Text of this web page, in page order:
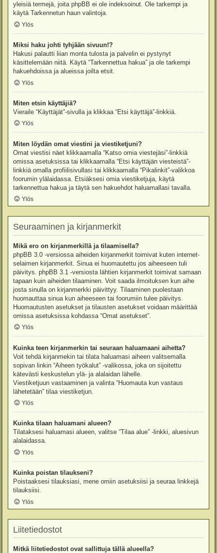
yleisiä termejä, joita phpBB ei ole indeksoinut. Ole tarkempi ja
käytä Tarkennetun haun valintoja.
Ylös
Miksi haku johti tyhjään sivuun!?
Hakusi palautti liian monta tulosta ja palvelin ei pystynyt
käsittelemään niitä. Käytä “Tarkennettua hakua” ja ole tarkempi
hakuehdoissa ja alueissa joilta etsit.
Ylös
Miten etsin käyttäjiä?
Vieraile “Käyttäjät”-sivulla ja klikkaa “Etsi käyttäjä”-linkkiä.
Ylös
Miten löydän omat viestini ja viestiketjuni?
Omat viestisi näet klikkaamalla “Katso omia viestejäsi”-linkkiä
omissa asetuksissa tai klikkaamalla “Etsi käyttäjän viesteistä”-
linkkiä omalla profiilisivullasi tai klikkaamalla “Pikalinkit”-valikkoa
foorumin ylälaidassa. Etsiäksesi omia viestiketjuja, käytä
tarkennettua hakua ja täytä sen hakuehdot haluamallasi tavalla.
Ylös
Seuraaminen ja kirjanmerkit
Mikä ero on kirjanmerkillä ja tilaamisella?
phpBB 3.0 -versiossa aiheiden kirjanmerkit toimivat kuten internet-
selaimen kirjanmerkit. Sinua ei huomautettu jos aiheeseen tuli
päivitys. phpBB 3.1 -versiosta lähtien kirjanmerkit toimivat samaan
tapaan kuin aiheiden tilaaminen. Voit saada ilmoituksen kun aihe
josta sinulla on kirjanmerkki päivittyy. Tilaaminen puolestaan
huomauttaa sinua kun aiheeseen tai foorumiin tulee päivitys.
Huomautusten asetukset ja tilausten asetukset voidaan määrittää
omissa asetuksissa kohdassa “Omat asetukset”.
Ylös
Kuinka teen kirjanmerkin tai seuraan haluamaani aihetta?
Voit tehdä kirjanmekin tai tilata haluamasi aiheen valitsemalla
sopivan linkin “Aiheen työkalut” -valikossa, joka on sijoitettu
kätevästi keskustelun ylä- ja alalaidan lähelle.
Viestiketjuun vastaaminen ja valinta “Huomauta kun vastaus
lähetetään” tilaa viestiketjun.
Ylös
Kuinka tilaan haluamani alueen?
Tilataksesi haluamasi alueen, valitse “Tilaa alue” -linkki, aluesivun
alalaidassa.
Ylös
Kuinka poistan tilaukseni?
Poistaaksesi tilauksiasi, mene omiin asetuksiisi ja seuraa linkkejä
tilauksiisi.
Ylös
Liitetiedostot
Mitkä liitetiedostot ovat sallittuja tällä alueella?